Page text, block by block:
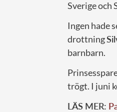
Sverige och
Ingen hade
drottning
barnbarn.
trögt. I juni
LÄS MER: